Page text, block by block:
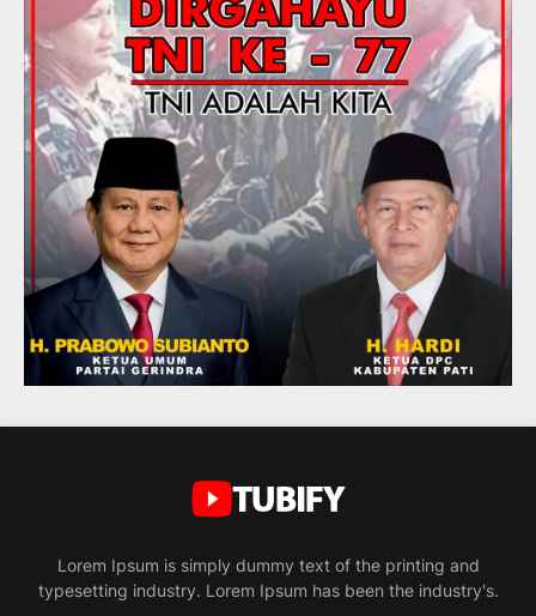
Lorem Ipsum is simply dummy text of the printing and
typesetting industry. Lorem Ipsum has been the industry's.